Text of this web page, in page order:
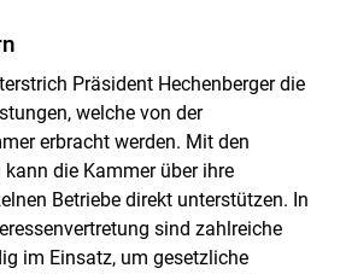
Präsident Hechenberger die
welche von der
erbracht werden. Mit den
die Kammer über ihre
Betriebe direkt unterstützen. In
sind zahlreiche
im Einsatz, um gesetzliche